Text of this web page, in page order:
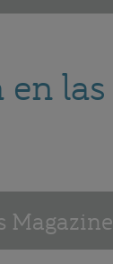
las
Magazine